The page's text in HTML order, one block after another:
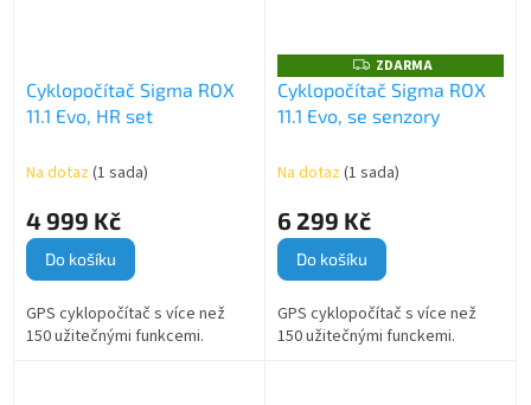
Cyklopočítač Sigma ROX
11.1 Evo, HR set
Na dotaz(1 sada)
4 999 Kč
Do košíku
GPS cyklopočítač s více než
150 užitečnými funkcemi.
Z
D
A
R
ZDARMA
Cyklopočítač Sigma ROX
11.1 Evo, se senzory
Na dotaz(1 sada)
6 299 Kč
Do košíku
GPS cyklopočítač s více než
150 užitečnými funckemi.